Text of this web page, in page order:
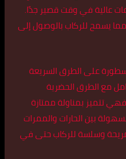
عالية في وقت قصير جدًا.
يسمح للركاب بالوصول إلى
على الطرق السريعة
مع الطرق الحضرية
تتميز بمناولة ممتازة
بين الحارات والممرات
وسلسة للركاب حتى في